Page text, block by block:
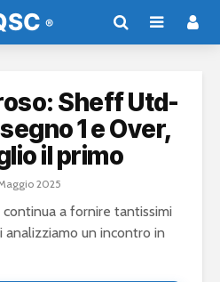
Sheff Utd-
1 e Over,
il primo
2025
a fornire tantissimi
analizziamo un incontro in